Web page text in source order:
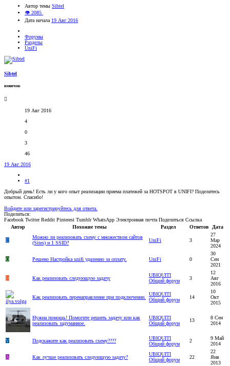
Автор темы Sibtel
👁 2085
Дата начала 19 Авг 2016
Форумы
Разделы
UniFi
Sibtel
новичок
19 Авг 2016
4
0
3
46
19 Авг 2016
#1
Добрый день! Есть ли у кого опыт реализации приема платежей за HOTSPOT в UNIFI? Поделитесь
опытом. Спасибо!
Войдите или зарегистрируйтесь для ответа.
Поделиться:
Facebook Twitter Reddit Pinterest Tumblr WhatsApp Электронная почта Поделиться Ссылка
Автор
Похожие темы Раздел Ответов Дата
C
Можно ли реализовать схему с множеством сайтов
(Sites) и 1 SSID?
UniFi 3
27
Мар
2024
O Решено Настройка unifi удаленно за оплату. UniFi 0
30
Сен
2021
H Как реализовать следующую задачу
UBIQUITI
Общий форум
3
12
Авг
2016
Как реализовать перенаправление при подключении.
UBIQUITI
Общий форум
14
10
Окт
2015
Нужна помощь! Помогите решить задачу или как
реализовать задуманное.
UBIQUITI
Общий форум
13
8 Сен
2014
V Подскажите как реализовать схему????
UBIQUITI
Общий форум
2
9 Май
2014
A Как лучше реализовать следующую задачу?
UBIQUITI
Общий форум
22
22
Янв
2013